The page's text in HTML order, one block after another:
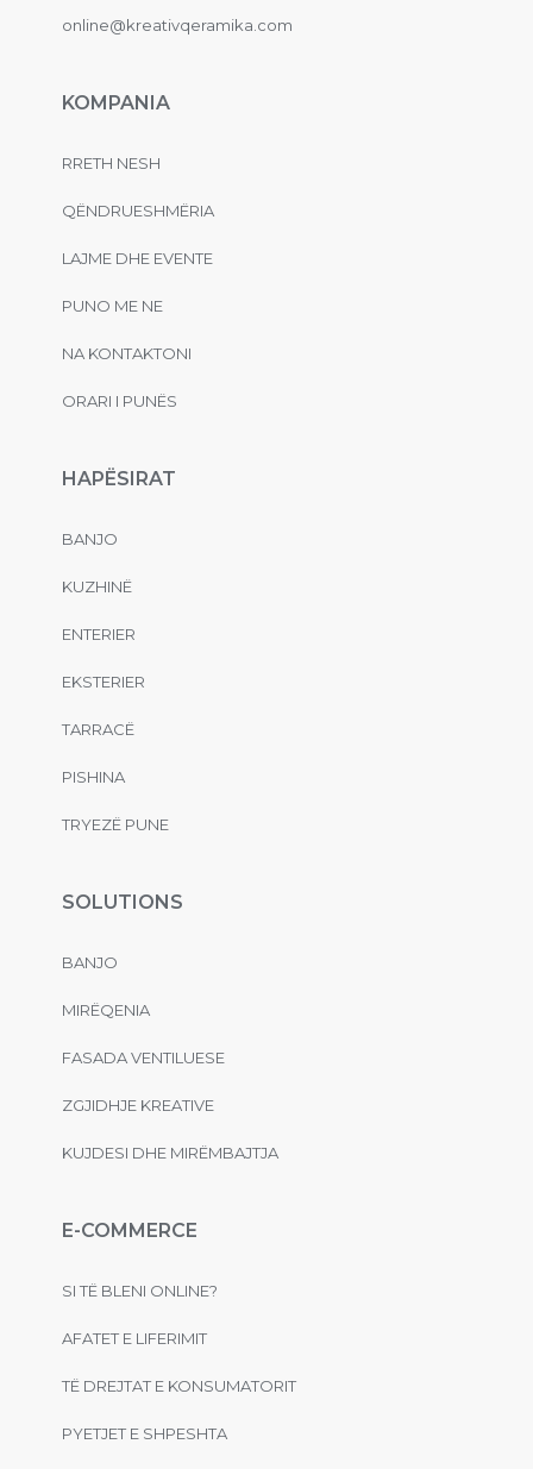
online@kreativqeramika.com
KOMPANIA
RRETH NESH
QËNDRUESHMËRIA
LAJME DHE EVENTE
PUNO ME NE
NA KONTAKTONI
ORARI I PUNËS
HAPËSIRAT
BANJO
KUZHINË
ENTERIER
EKSTERIER
TARRACË
PISHINA
TRYEZË PUNE
SOLUTIONS
BANJO
MIRËQENIA
FASADA VENTILUESE
ZGJIDHJE KREATIVE
KUJDESI DHE MIRËMBAJTJA
E-COMMERCE
SI TË BLENI ONLINE?
AFATET E LIFERIMIT
TË DREJTAT E KONSUMATORIT
PYETJET E SHPESHTA